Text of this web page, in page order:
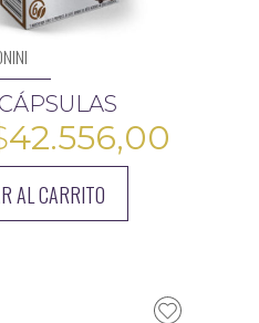
$44.796,00.
42.556,00
AL CARRITO